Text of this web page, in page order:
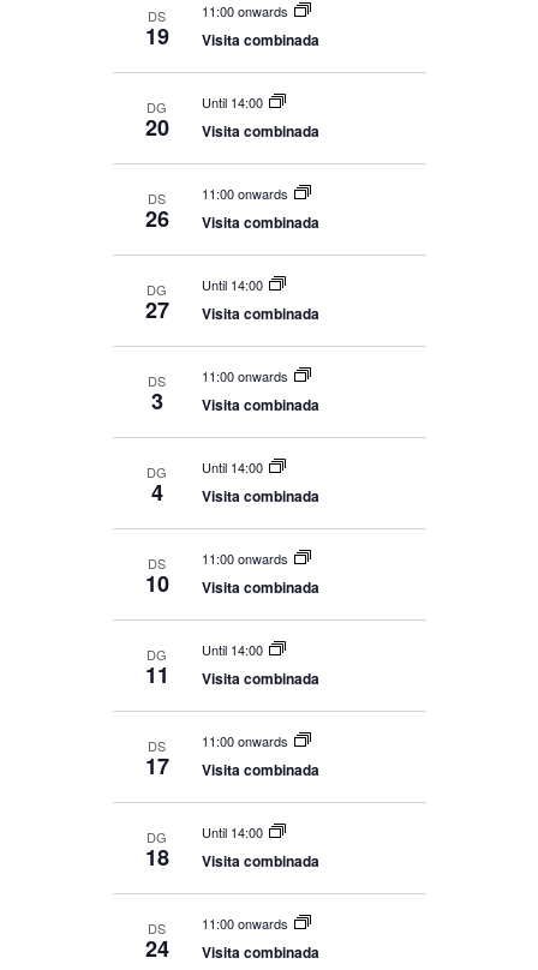
DS
19
11:00 onwards
Visita combinada
DG
20
Until 14:00
Visita combinada
DS
26
11:00 onwards
Visita combinada
DG
27
Until 14:00
Visita combinada
DS
3
11:00 onwards
Visita combinada
DG
4
Until 14:00
Visita combinada
DS
10
11:00 onwards
Visita combinada
DG
11
Until 14:00
Visita combinada
DS
17
11:00 onwards
Visita combinada
DG
18
Until 14:00
Visita combinada
DS
24
11:00 onwards
Visita combinada